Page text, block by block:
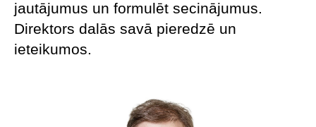
jautājumus un formulēt secinājumus.
Direktors dalās savā pieredzē un
ieteikumos.